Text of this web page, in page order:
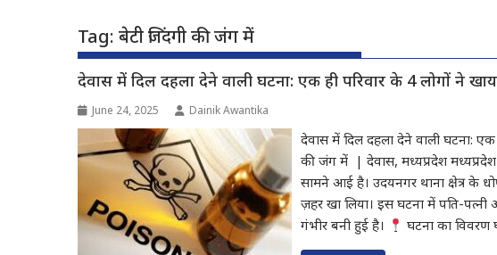
Tag: बेटी जिंदगी की जंग में
देवास में दिल दहला देने वाली घटना: एक ही परिवार के 4 लोगों ने
June 24, 2025 Dainik Awantika
देवास में दिल दहला देने वाली घटना:
की जंग में | देवास, मध्यप्रदेश
सामने आई है। उदयनगर थाना क्षेत्र के
ज़हर खा लिया। इस घटना में पति-
गंभीर बनी हुई है।
घटना का